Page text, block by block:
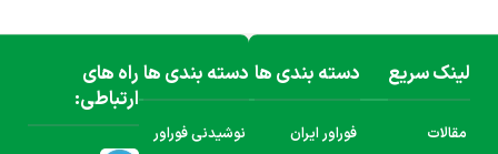
لینک سریع
مقالات
دسته بندی ها
فوراور ایران
دسته بندی ها
نوشیدنی فوراور
راه های
ارتباطی: